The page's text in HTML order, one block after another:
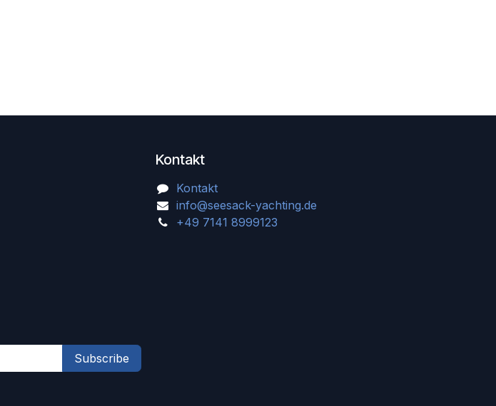
Kontakt
Kontakt
info@seesack-yachting.de
+49 7141 8999123
Subscribe